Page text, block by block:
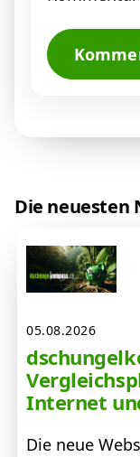
Die neuesten
05.08.2026
Internet
Die neue